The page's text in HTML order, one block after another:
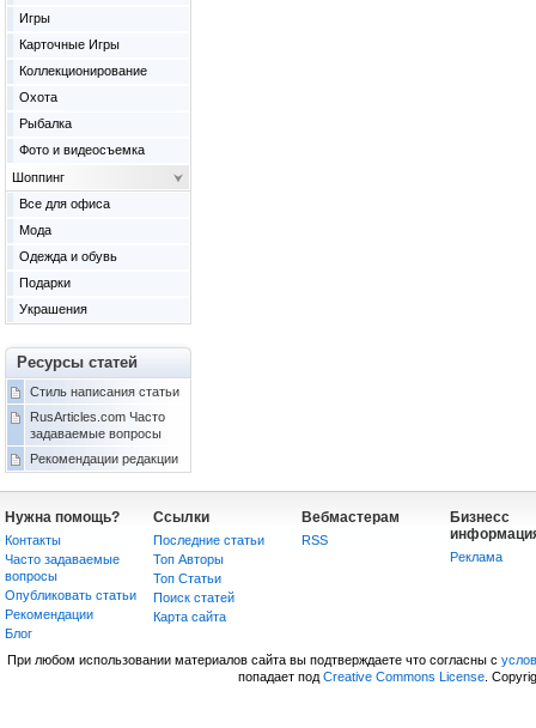
Игры
Карточные Игры
Коллекционирование
Охота
Рыбалка
Фото и видеосъемка
Шоппинг
Все для офиса
Мода
Одежда и обувь
Подарки
Украшения
Ресурсы статей
Стиль написания статьи
RusArticles.com Часто
задаваемые вопросы
Рекомендации редакции
Нужна помощь?
Контакты
Часто задаваемые
вопросы
Опубликовать статьи
Рекомендации
Блог
Ссылки
Последние статьи
Топ Авторы
Топ Статьи
Поиск статей
Карта сайта
Вебмастерам
RSS
Бизнесс
Реклама
При любом использовании материалов сайта вы подтверждаете что согласны с
попадает под Creative Commons License.